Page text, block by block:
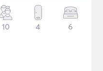
10 4 6